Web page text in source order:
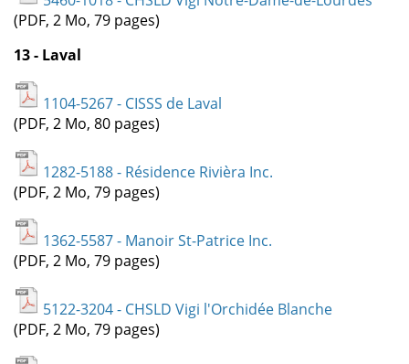
(PDF, 2 Mo, 79 pages)
13 - Laval
1104-5267 - CISSS de Laval
(PDF, 2 Mo, 80 pages)
1282-5188 - Résidence Rivièra Inc.
(PDF, 2 Mo, 79 pages)
1362-5587 - Manoir St-Patrice Inc.
(PDF, 2 Mo, 79 pages)
5122-3204 - CHSLD Vigi l'Orchidée Blanche
(PDF, 2 Mo, 79 pages)